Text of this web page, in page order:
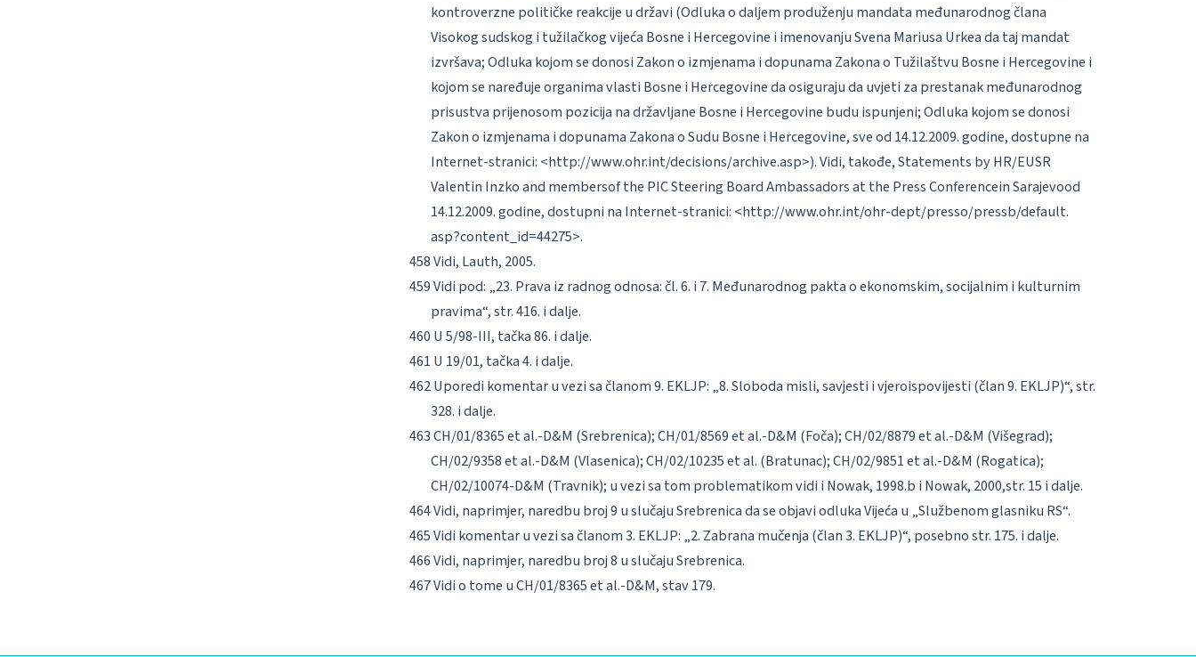
kontroverzne političke reakcije u državi (Odluka o daljem produženju mandata međunarodnog člana
Visokog sudskog i tužilačkog vijeća Bosne i Hercegovine i imenovanju Svena Mariusa Urkea da taj mandat
izvršava; Odluka kojom se donosi Zakon o izmjenama i dopunama Zakona o Tužilaštvu Bosne i Hercegovine i
kojom se naređuje organima vlasti Bosne i Hercegovine da osiguraju da uvjeti za prestanak međunarodnog
prisustva prijenosom pozicija na državljane Bosne i Hercegovine budu ispunjeni; Odluka kojom se donosi
Zakon o izmjenama i dopunama Zakona o Sudu Bosne i Hercegovine, sve od 14.12.2009. godine, dostupne na
Internet-stranici: <http://www.ohr.int/decisions/archive.asp>).Vidi, takođe,Statements by HR/EUSR
Valentin Inzko and membersof the PIC Steering Board Ambassadors at the Press Conferencein Sarajevood
14.12.2009. godine, dostupni na Internet-stranici: <http://www.ohr.int/ohr-dept/presso/pressb/default.
asp?content_id=44275>.
Vidi, Lauth, 2005.
Vidi pod: „23. Prava iz radnog odnosa: čl. 6. i 7. Međunarodnog pakta o ekonomskim, socijalnim i kulturnim
pravima“, str. 416. i dalje.
U 5/98-III, tačka 86. i dalje.
U 19/01, tačka 4. i dalje.
Uporedi komentar u vezi sa članom 9. EKLJP: „8. Sloboda misli, savjesti i vjeroispovijesti (član 9. EKLJP)“, str.
328. i dalje.
CH/01/8365et al.-D&M (Srebrenica); CH/01/8569et al.-D&M (Foča); CH/02/8879et al.-D&M (Višegrad);
CH/02/9358et al.-D&M (Vlasenica); CH/02/10235et al. (Bratunac); CH/02/9851et al.-D&M (Rogatica);
CH/02/10074-D&M (Travnik); u vezi sa tom problematikom vidi i Nowak, 1998.b i Nowak, 2000,str. 15 i dalje.
Vidi, naprimjer, naredbu broj 9 u slučaju Srebrenica da se objavi odluka Vijeća u „Službenom glasniku RS“.
Vidi komentar u vezi sa članom 3. EKLJP: „2. Zabrana mučenja (član 3. EKLJP)“, posebno str. 175. i dalje.
Vidi, naprimjer, naredbu broj 8 u slučaju Srebrenica.
Vidi o tome u CH/01/8365et al.-D&M, stav 179.